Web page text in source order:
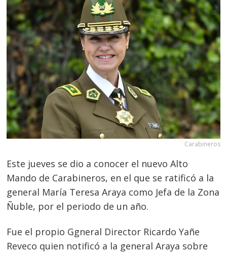
Carabineros
Este jueves se dio a conocer el nuevo Alto
Mando de Carabineros, en el que se ratificó a la
general María Teresa Araya como Jefa de la Zona
Ñuble, por el periodo de un año.
Fue el propio Ggneral Director Ricardo Yañe
Reveco quien notificó a la general Araya sobre